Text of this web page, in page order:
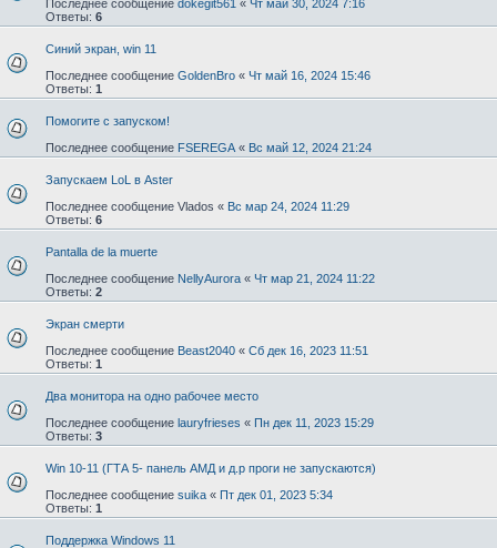
Последнее сообщение dokegit561 « Чт май 30, 2024 7:16
Ответы: 6
Синий экран, win 11
Последнее сообщение GoldenBro « Чт май 16, 2024 15:46
Ответы: 1
Помогите с запуском!
Последнее сообщение FSEREGA « Вс май 12, 2024 21:24
Запускаем LoL в Aster
Последнее сообщение Vlados « Вс мар 24, 2024 11:29
Ответы: 6
Pantalla de la muerte
Последнее сообщение NellyAurora « Чт мар 21, 2024 11:22
Ответы: 2
Экран смерти
Последнее сообщение Beast2040 « Сб дек 16, 2023 11:51
Ответы: 1
Два монитора на одно рабочее место
Последнее сообщение lauryfrieses « Пн дек 11, 2023 15:29
Ответы: 3
Win 10-11 (ГТА 5- панель АМД и д.р проги не запускаются)
Последнее сообщение suika « Пт дек 01, 2023 5:34
Ответы: 1
Поддержка Windows 11